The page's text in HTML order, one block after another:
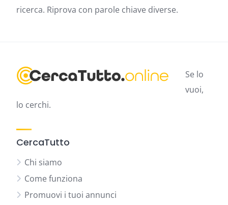
ricerca. Riprova con parole chiave diverse.
Se lo
vuoi,
lo cerchi.
CercaTutto
Chi siamo
Come funziona
Promuovi i tuoi annunci